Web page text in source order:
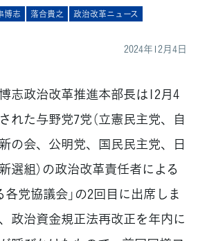
博志 落合貴之
政治改革ニュース
2024年12月4日
志政治改革推進本部長は12月4
れた与野党7党（立憲民主党、自
の会、公明党、国民民主党、日
選組）の政治改革責任者による
各党協議会」の2回目に出席しま
政治資金規正法再改正を年内に